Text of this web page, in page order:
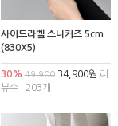
사이드라벨 스니커즈 5cm
(830X5)
30% 49,90034,900원 리
뷰수 : 203개